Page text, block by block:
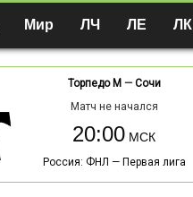
Мир ЛЧ ЛЕ ЛК
Торпедо М — Сочи
Матч не начался
20:00
Россия: ФНЛ — Первая лига